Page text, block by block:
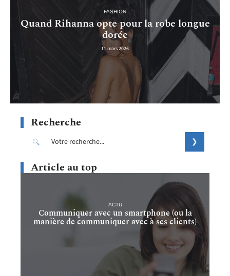
FASHION
Quand Rihanna opte pour la robe longue
dorée
11 mars 2026
Recherche
Article au top
ACTU
Communiquer avec un smartphone (ou la
manière de communiquer avec à ses clients)